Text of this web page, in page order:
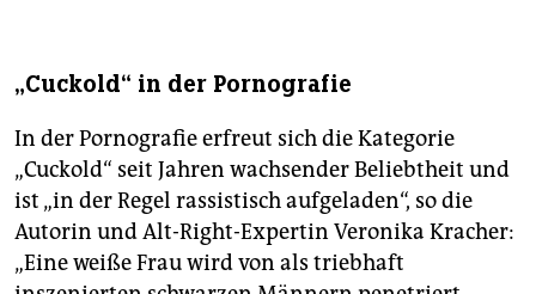
„Cuckold“ in der Pornografie
In der Pornografie erfreut sich die Kategorie
„Cuckold“ seit Jahren wachsender Beliebtheit und
ist „in der Regel rassistisch aufgeladen“, so die
Autorin und Alt-Right-Expertin Veronika Kracher:
„Eine weiße Frau wird von als triebhaft